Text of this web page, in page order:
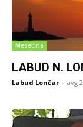
Mesečina
LABUD N.
Labud Lončar - avg